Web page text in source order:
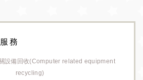
務
設備回收(Computer related equipment
recycling)